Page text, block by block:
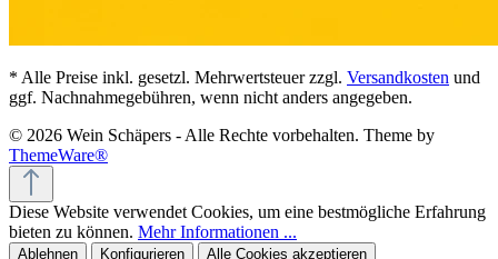
* Alle Preise inkl. gesetzl. Mehrwertsteuer zzgl. Versandkosten und
ggf. Nachnahmegebühren, wenn nicht anders angegeben.
© 2026 Wein Schäpers - Alle Rechte vorbehalten. Theme by
ThemeWare®
Diese Website verwendet Cookies, um eine bestmögliche Erfahrung
bieten zu können. Mehr Informationen ...
Ablehnen Konfigurieren Alle Cookies akzeptieren